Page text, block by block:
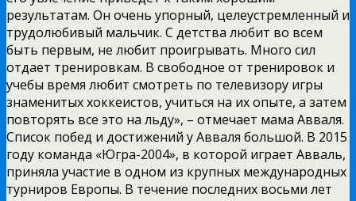
результатам. Он очень упорный, целеустремленный и
трудолюбивый мальчик. С детства любит во всем
быть первым, не любит проигрывать. Много сил
отдает тренировкам. В свободное от тренировок и
учебы время любит смотреть по телевизору игры
знаменитых хоккеистов, учиться на их опыте, а затем
повторять все это на льду», – отмечает мама Авваля.
Список побед и достижений у Авваля большой. В 2015
году команда «Югра-2004», в которой играет Авваль,
приняла участие в одном из крупных международных
турниров Европы. В течение последних восьми лет